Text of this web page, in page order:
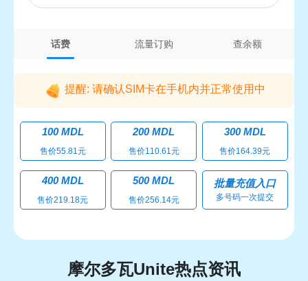
话费 流量订购 查余额
提醒: 请确认SIM卡在手机内并正常使用中
100 MDL
售价55.81元
200 MDL
售价110.61元
300 MDL
售价164.39元
400 MDL
售价219.18元
500 MDL
售价256.14元
批量充值入口
多号码一次提交
摩尔多瓦Unite热点资讯